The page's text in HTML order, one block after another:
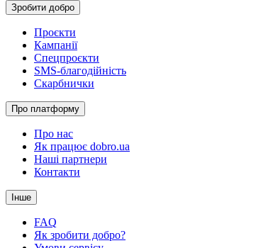
Зробити добро
Проєкти
Кампанії
Спецпроєкти
SMS-благодійність
Скарбнички
Про платформу
Про нас
Як працює dobro.ua
Наші партнери
Контакти
Інше
FAQ
Як зробити добро?